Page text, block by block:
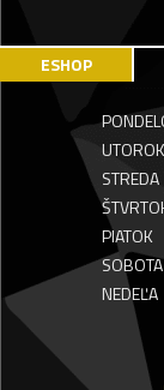
ESHOP
UTOROK
STREDA
PIATOK
SOBOTA
NEDEĽA